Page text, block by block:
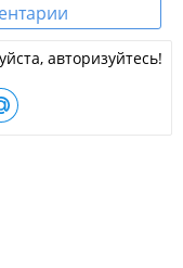
авторизуйтесь!